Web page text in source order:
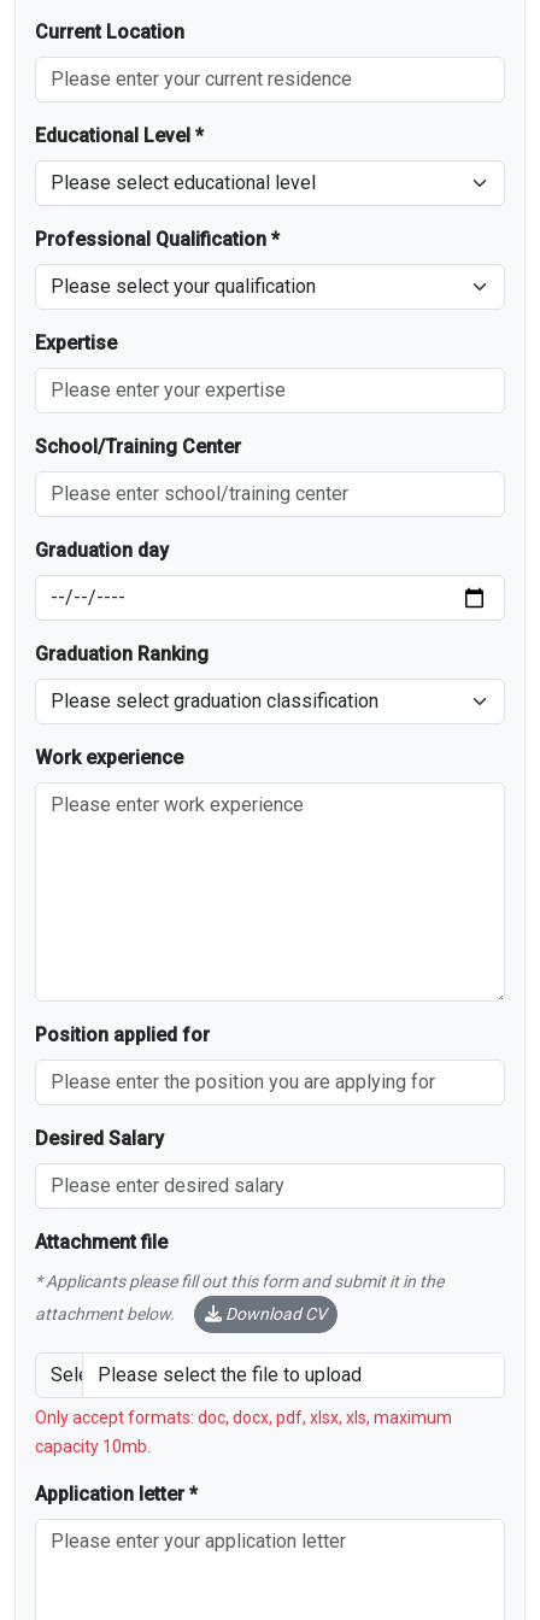
Current Location
Educational Level *
Professional Qualification *
Expertise
School/Training Center
Graduation day
Graduation Ranking
Work experience
Position applied for
Desired Salary
Attachment file
* Applicants please fill out this form and submit it in the
attachment below.
Download CV
Select CV file
Please select the file to upload
Only accept formats: doc, docx, pdf, xlsx, xls, maximum
capacity 10mb.
Application letter *